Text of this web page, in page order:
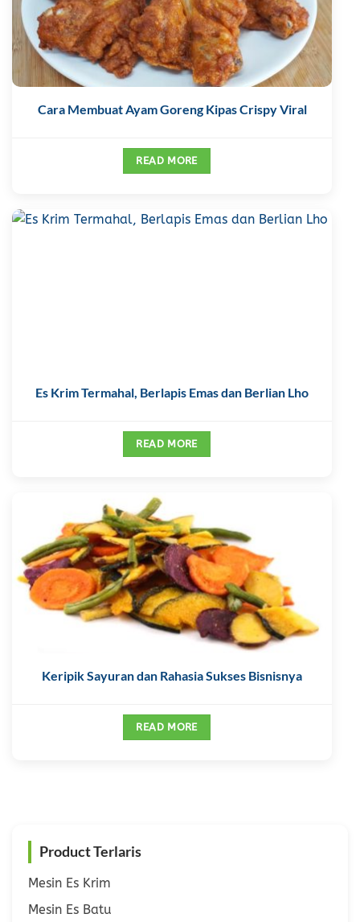
Cara Membuat Ayam Goreng Kipas Crispy Viral
READ MORE
Es Krim Termahal, Berlapis Emas dan Berlian Lho
READ MORE
Keripik Sayuran dan Rahasia Sukses Bisnisnya
READ MORE
Product Terlaris
Mesin Es Krim
Mesin Es Batu